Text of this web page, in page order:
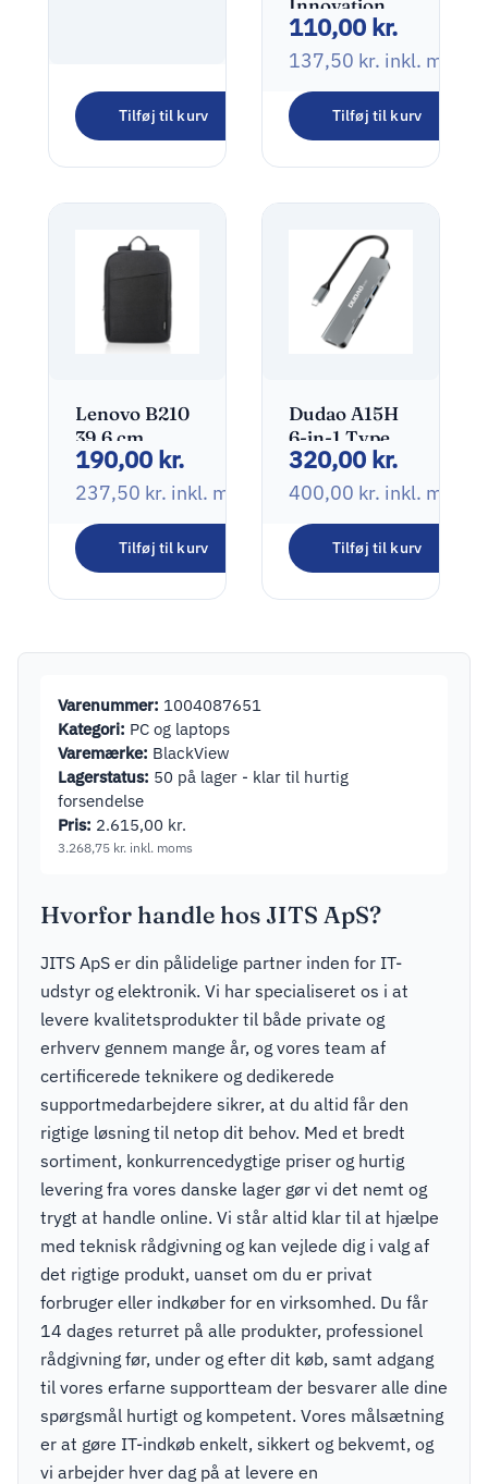
Dudao A65Q
Adapter
65Watt GaN
1xUSB-C +
295,00kr.
Tilføj til kurv
Stealth Rain
Universal
Regnslag Sort
Polyester
110,00 kr.
137,50 kr. inkl. moms
Tilføj til kurv
Lenovo B210
39,6 cm
(15.6″)
Rygsæk Sort
190,00 kr.
237,50 kr. inkl. moms
Tilføj til kurv
Dudao A15H
6-in-1 Type-C
Adapter
Dockingstation
320,00 kr.
400,00 kr. inkl. moms
Tilføj til kurv
Varenummer: 1004087651
Kategori: PC og laptops
Varemærke: BlackView
Lagerstatus: 50 på lager - klar til hurtig
forsendelse
Pris: 2.615,00 kr.
3.268,75 kr. inkl. moms
Hvorfor handle hos JITS ApS?
JITS ApS er din pålidelige partner inden for IT-
udstyr og elektronik. Vi har specialiseret os i at
levere kvalitetsprodukter til både private og
erhverv gennem mange år, og vores team af
certificerede teknikere og dedikerede
supportmedarbejdere sikrer, at du altid får den
rigtige løsning til netop dit behov. Med et bredt
sortiment, konkurrencedygtige priser og hurtig
levering fra vores danske lager gør vi det nemt og
trygt at handle online. Vi står altid klar til at hjælpe
med teknisk rådgivning og kan vejlede dig i valg af
det rigtige produkt, uanset om du er privat
forbruger eller indkøber for en virksomhed. Du får
14 dages returret på alle produkter, professionel
rådgivning før, under og efter dit køb, samt adgang
til vores erfarne supportteam der besvarer alle dine
spørgsmål hurtigt og kompetent. Vores målsætning
er at gøre IT-indkøb enkelt, sikkert og bekvemt, og
vi arbejder hver dag på at levere en